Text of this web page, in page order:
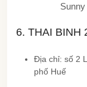
6. THAI BINH
Địa chỉ: số 2
phố Huế